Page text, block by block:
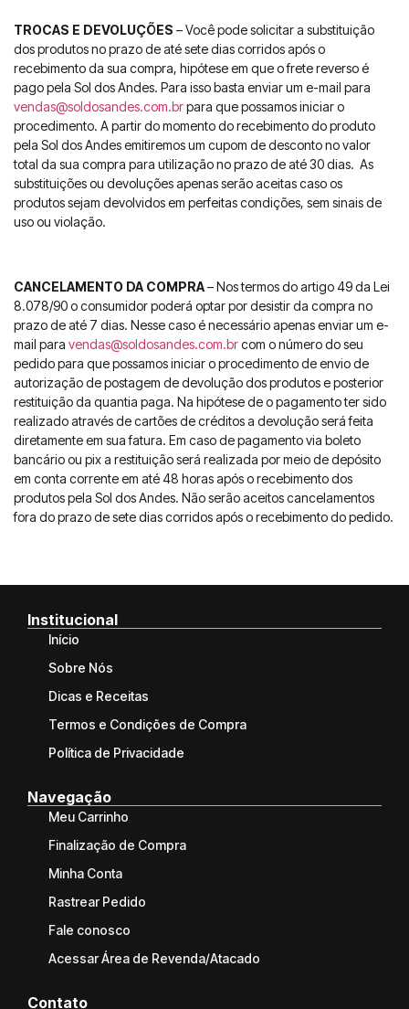
TROCAS E DEVOLUÇÕES – Você pode solicitar a substituição
dos produtos no prazo de até sete dias corridos após o
recebimento da sua compra, hipótese em que o frete reverso é
pago pela Sol dos Andes. Para isso basta enviar um e-mail para
vendas@soldosandes.com.brpara que possamos iniciar o
procedimento. A partir do momento do recebimento do produto
pela Sol dos Andes emitiremos um cupom de desconto no valor
total da sua compra para utilização no prazo de até 30 dias. As
substituições ou devoluções apenas serão aceitas caso os
produtos sejam devolvidos em perfeitas condições, sem sinais de
uso ou violação.
CANCELAMENTO DA COMPRA– Nos termos do artigo 49 da Lei
8.078/90 o consumidor poderá optar por desistir da compra no
prazo de até 7 dias. Nesse caso é necessário apenas enviar um e-
mail para vendas@soldosandes.com.brcom o número do seu
pedido para que possamos iniciar o procedimento de envio de
autorização de postagem de devolução dos produtos e posterior
restituição da quantia paga. Na hipótese de o pagamento ter sido
realizado através de cartões de créditos a devolução será feita
diretamente em sua fatura. Em caso de pagamento via boleto
bancário ou pix a restituição será realizada por meio de depósito
em conta corrente em até 48 horas após o recebimento dos
produtos pela Sol dos Andes. Não serão aceitos cancelamentos
fora do prazo de sete dias corridos após o recebimento do pedido.
Institucional
Início
Sobre Nós
Dicas e Receitas
Termos e Condições de Compra
Política de Privacidade
Navegação
Meu Carrinho
Finalização de Compra
Minha Conta
Rastrear Pedido
Fale conosco
Acessar Área de Revenda/Atacado
Contato